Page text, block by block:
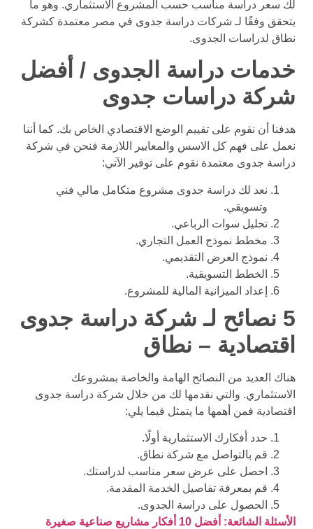
لك سعر دراسة مناسب حسب المشروع الاستثماري. وهو ما
يتحقق وفقًا لـ شركات دراسة جدوى في مصر معتمدة كشركة
نطاق لدراسات الجدوى.
خدمات دراسة الجدوى / أفضل
شركة دراسات جدوى
هدفنا أن نقوم على تقييم الوضع الاقتصادي الخاص بك. كما أننا
نعمل على فهم كل الاسس والمعايير اللازمة فنحن في شركة
دراسة جدوى معتمدة نقوم على توفير الآتي:
نعد لك دراسة جدوى مشروع متكامل مالي فني
وتسويقي.
تحليل سوات الرباعي.
مخطط نموذج العمل التجاري.
نموذج العرض التقديمي.
الخطط التسويقية.
إعداد الميزانية المالية للمشروع.
5 نصائح لـ شركة دراسة جدوى
اقتصادية – نطاق
هناك العديد من النصائح الهامة والخاصة بمشروعك
الاستثماري. والتي نقدمها لك من خلال شركة دراسة جدوى
اقتصادية فمن أهمها ما يتمثل فيما يلي:
حدد أفكارك الاستثمارية أولًا.
قم بالتواصل مع شركة نطاق.
احصل على عرض سعر مناسب لدراستك.
قم بمعرفة تفاصيل الخدمة المقدمة.
الحصول على دراسة الجدوى.
الأسئلة الشائعة: أفضل 10 أفكار مشاريع صناعية صغيرة